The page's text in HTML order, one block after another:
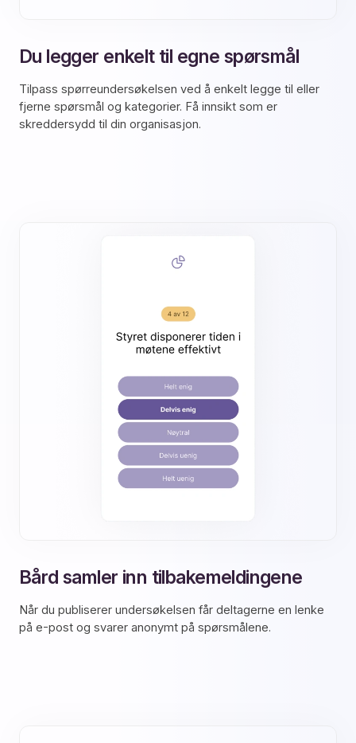
Du legger enkelt til egne spørsmål
Tilpass spørreundersøkelsen ved å enkelt legge til eller
fjerne spørsmål og kategorier. Få innsikt som er
skreddersydd til din organisasjon.
Bård samler inn tilbakemeldingene
Når du publiserer undersøkelsen får deltagerne en lenke
på e-post og svarer anonymt på spørsmålene.